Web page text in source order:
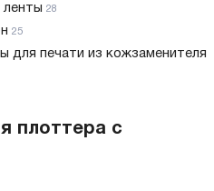
28
25
для печати из кожзаменителя
плоттера с